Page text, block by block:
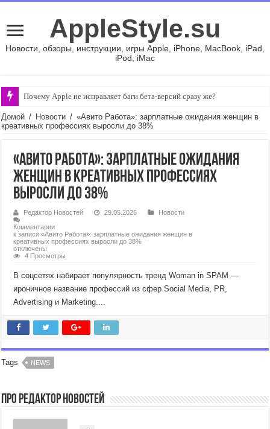
AppleStyle.su
Новости, обзоры, инструкции, игры Apple, iPhone, MacBook, iPad,
iPod, iMac
Почему Apple не исправляет баги бета-версий сразу же?
Домой / Новости / «Авито Работа»: зарплатные ожидания женщин в
креативных профессиях выросли до 38%
«Авито Работа»: зарплатные ожидания
женщин в креативных профессиях
выросли до 38%
Редактор Новостей 29.05.2026
Новости
Комментарии
к записи «Авито Работа»: зарплатные ожидания женщин в
креативных профессиях выросли до 38%
отключены
4 Просмотры
В соцсетях набирает популярность тренд Woman in SPAM —
ироничное название профессий из сфер Social Media, PR,
Advertising и Marketing....
Tags NEWS
Про Редактор Новостей